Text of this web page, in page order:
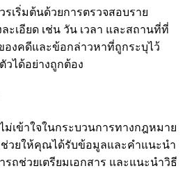
เริ่มต้นด้วยการตรวจสอบราย
ะเอียด เช่น วัน เวลา และสถานที่ที่
องคดีและข้อกล่าวหาที่ถูกระบุไว้
วได้อย่างถูกต้อง
เข้าใจในกระบวนการทางกฎหมาย
วยให้คุณได้รับข้อมูลและคำแนะนำ
ถช่วยเตรียมเอกสาร และแนะนำวิธี